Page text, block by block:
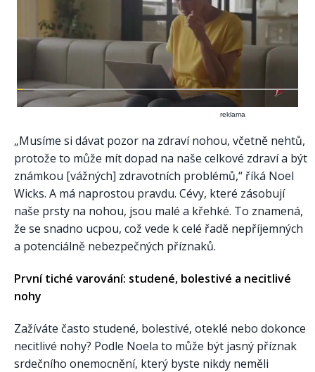
reklama
„Musíme si dávat pozor na zdraví nohou, včetně nehtů,
protože to může mít dopad na naše celkové zdraví a být
známkou [vážných] zdravotních problémů,“ říká Noel
Wicks. A má naprostou pravdu. Cévy, které zásobují
naše prsty na nohou, jsou malé a křehké. To znamená,
že se snadno ucpou, což vede k celé řadě nepříjemných
a potenciálně nebezpečných příznaků.
První tiché varování: studené, bolestivé a necitlivé
nohy
Zažíváte často studené, bolestivé, oteklé nebo dokonce
necitlivé nohy? Podle Noela to může být jasný příznak
srdečního onemocnění, který byste nikdy neměli